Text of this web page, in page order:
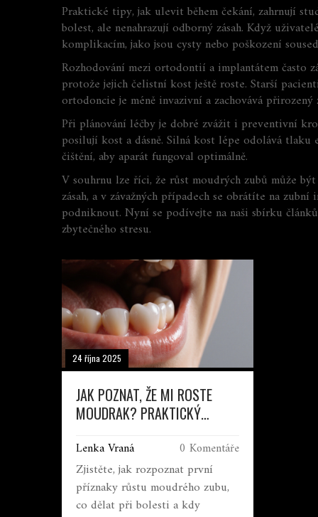
Praktické tipy, jak ulevit během čekání, zahrnují
bolest, ale nenahrazují odborný zásah. Když
komplikacím, jako jsou cysty nebo poškození
Rozhodování mezi ortodontií a implantátem často
protože jejich čelistní kost ještě roste. Starší
ortodoncie je méně invazivní a zachovává
Při plánování léčby je dobré zvážit i preventivní
posilují kost a dásně. Silná kost lépe odolává
čištění, aby aparát fungoval optimálně.
V souhrnu lze říci, že růst moudrých zubů může
zásah, a v závažných případech se obrátíte na
podniknout. Nyní se podívejte na naši sbírku
zbytečného stresu.
24 října 2025
JAK POZNAT, ŽE MI ROSTE
MOUDRAK? PRAKTICKÝ
POMOC
Lenka Vraná 0 Komentáře
Zjistěte, jak rozpoznat první
příznaky růstu moudrého zubu,
co dělat při bolesti a kdy